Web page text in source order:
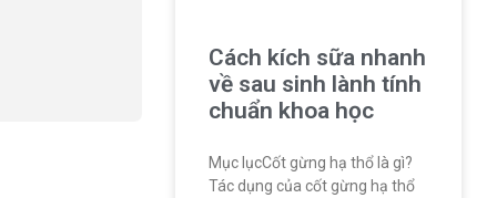
Cách kích sữa nhanh
về sau sinh lành tính
chuẩn khoa học
Mục lụcCốt gừng hạ thổ là gì?
Tác dụng của cốt gừng hạ thổ